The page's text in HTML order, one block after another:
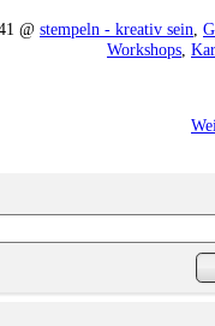
@ stempeln - kreativ sein
Workshops